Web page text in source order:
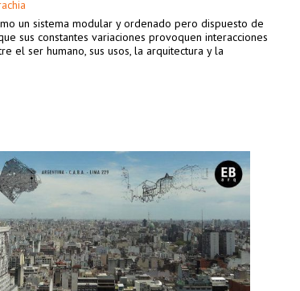
un sistema modular y ordenado pero dispuesto de
sus constantes variaciones provoquen interacciones
el ser humano, sus usos, la arquitectura y la